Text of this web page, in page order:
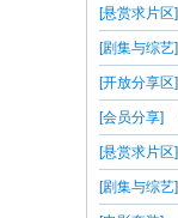
[悬赏求片区]
[剧集与综艺]
[开放分享区]
[会员分享]
[悬赏求片区]
[剧集与综艺]